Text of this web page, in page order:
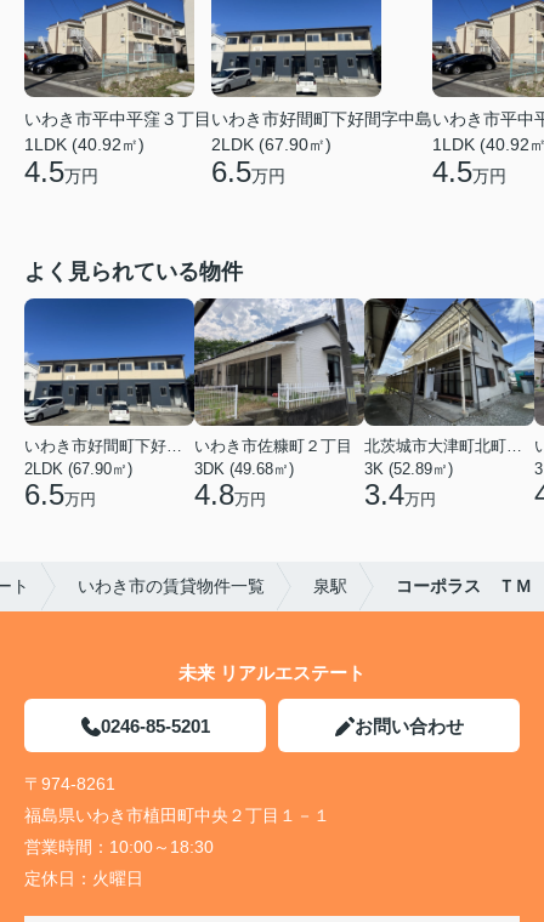
いわき市平中平窪３丁目
1LDK (40.92㎡)
4.5万円
いわき市好間町下好間字中島
2LDK (67.90㎡)
6.5万円
いわき市平中
1LDK (40.92
4.5万円
よく見られている物件
いわき市好間町下好間字中島
2LDK (67.90㎡)
6.5万円
いわき市佐糠町２丁目
3DK (49.68㎡)
4.8万円
北茨城市大津町北町４丁目
3K (52.89㎡)
3.4万円
ト いわき市の賃貸物件一覧 泉駅 コーポラス ＴＭ
未来 リアルエステート
0246-85-5201 お問い合わせ
〒974-8261
福島県いわき市植田町中央２丁目１－１
営業時間： 10:00～18:30
定休日： 火曜日